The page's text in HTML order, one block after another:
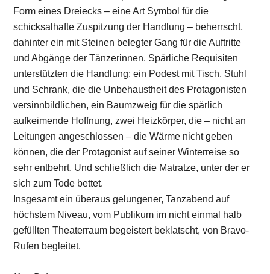
Form eines Dreiecks – eine Art Symbol für die
schicksalhafte Zuspitzung der Handlung – beherrscht,
dahinter ein mit Steinen belegter Gang für die Auftritte
und Abgänge der Tänzerinnen. Spärliche Requisiten
unterstützten die Handlung: ein Podest mit Tisch, Stuhl
und Schrank, die die Unbehaustheit des Protagonisten
versinnbildlichen, ein Baumzweig für die spärlich
aufkeimende Hoffnung, zwei Heizkörper, die – nicht an
Leitungen angeschlossen – die Wärme nicht geben
können, die der Protagonist auf seiner Winterreise so
sehr entbehrt. Und schließlich die Matratze, unter der er
sich zum Tode bettet.
Insgesamt ein überaus gelungener, Tanzabend auf
höchstem Niveau, vom Publikum im nicht einmal halb
gefüllten Theaterraum begeistert beklatscht, von Bravo-
Rufen begleitet.